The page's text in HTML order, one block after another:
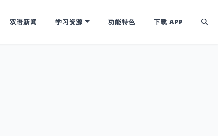
双语新闻 学习资源 功能特色 下载 APP